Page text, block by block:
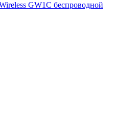
GW1C беспроводной